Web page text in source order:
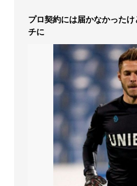
プロ契約には届かなかった
チに